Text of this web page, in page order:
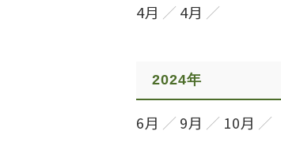
4月 4月
2024年
6月 9月 10月